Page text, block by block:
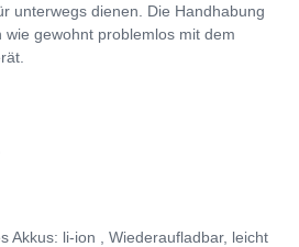
unterwegs dienen. Die Handhabung
gewohnt problemlos mit dem
Akkus: li-ion , Wiederaufladbar, leicht